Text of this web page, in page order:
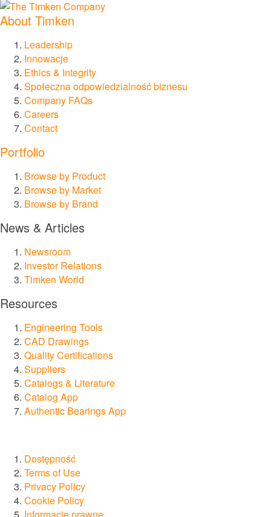
Torsional Control Sprzęgła
Przekładnie precyzyjne
Automatyka, Robotyka i Maszyny Przemysłowe
About Timken
Leadership
Innowacje
Ethics & Integrity
Społeczna odpowiedzialność biznesu
Company FAQs
Careers
Contact
Portfolio
Browse by Product
Browse by Market
Browse by Brand
News & Articles
Newsroom
Investor Relations
Timken World
Resources
Engineering Tools
CAD Drawings
Quality Certifications
Suppliers
Catalogs & Literature
Catalog App
Authentic Bearings App
Dostępność
Terms of Use
Privacy Policy
Cookie Policy